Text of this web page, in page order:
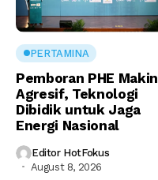
PERTAMINA
Pemboran PHE Makin
Agresif, Teknologi
Dibidik untuk Jaga
Energi Nasional
Editor HotFokus
August 8, 2026